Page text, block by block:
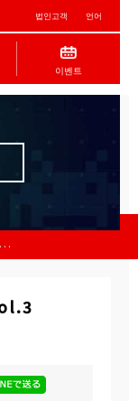
법인고객 언어
이벤트